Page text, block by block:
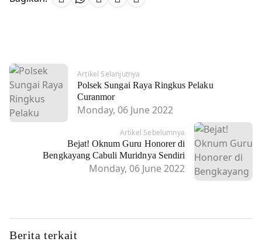
Artikel Selanjutnya
Polsek Sungai Raya Ringkus Pelaku
Curanmor
Monday, 06 June 2022
Artikel Sebelumnya
Bejat! Oknum Guru Honorer di
Bengkayang Cabuli Muridnya Sendiri
Monday, 06 June 2022
Berita terkait